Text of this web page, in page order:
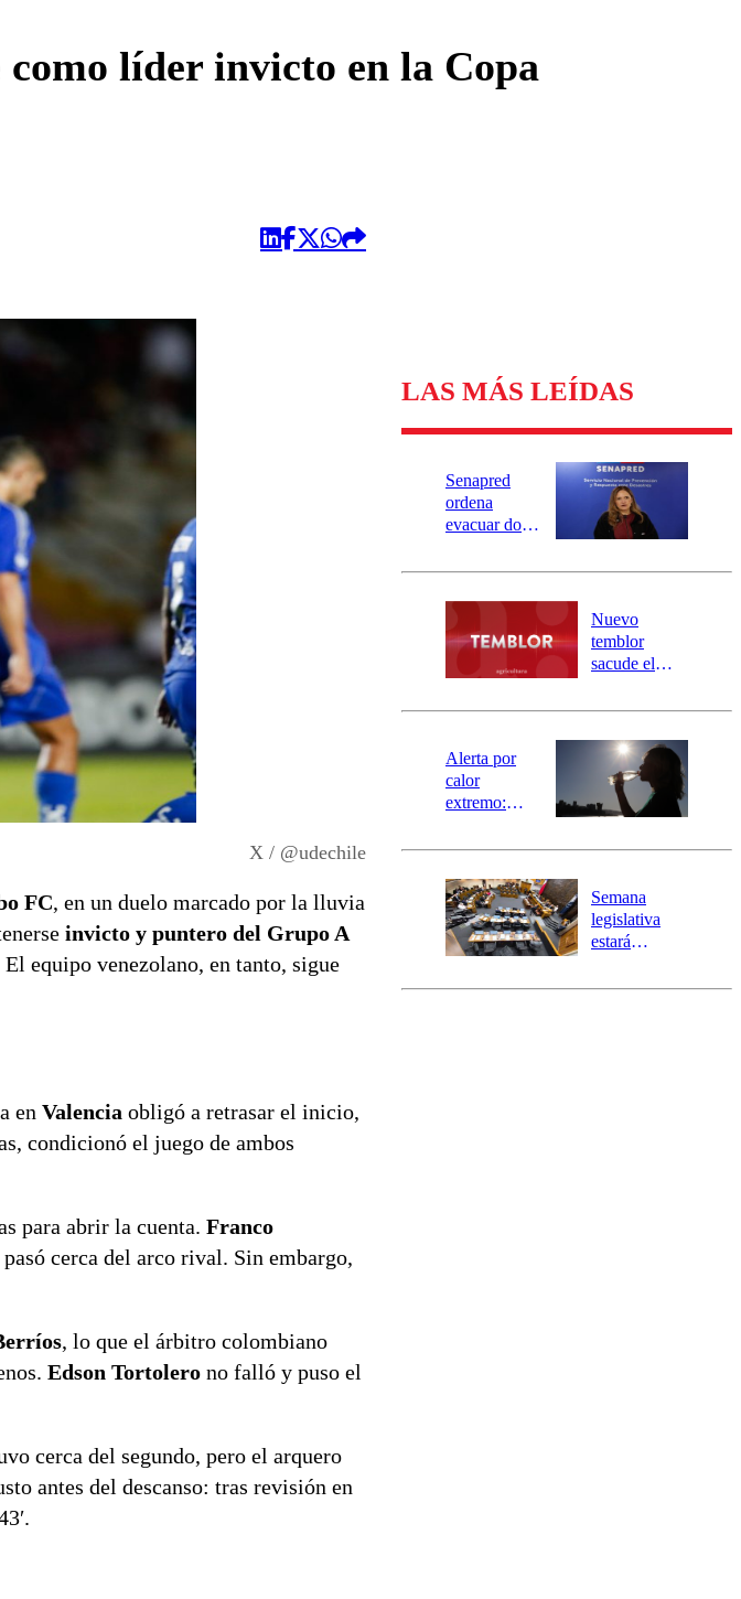
como líder invicto en la Copa
X / @udechile
FC, en un duelo marcado por la lluvia
invicto y puntero del Grupo A
El equipo venezolano, en tanto, sigue
en Valencia obligó a retrasar el inicio,
condicionó el juego de ambos
para abrir la cuenta. Franco
pasó cerca del arco rival. Sin embargo,
, lo que el árbitro colombiano
Edson Tortolero no falló y puso el
cerca del segundo, pero el arquero
antes del descanso: tras revisión en
LAS MÁS LEÍDAS
Senapred
ordena
evacuar dos
Carahue por
río Damas:
activa
mensajería
SAE
Nuevo
temblor
sacude el
revisa la
epicentro
Alerta por
calor
extremo:
activa Alerta
Preventiva en
tres comunas
Semana
legislativa
estará
el fin de la